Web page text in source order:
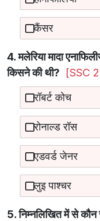
कैंसर
4. मलेरिया मादा
किसने की थी?
[SSC
रॉबर्ट कोच
रोनाल्ड रॉस
एडवर्ड जेनर
लुइ पाश्चर
5. निम्नलिखित में से कौन